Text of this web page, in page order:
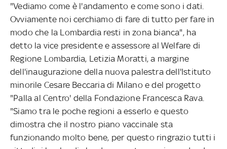
"Vediamo come è l'andamento e come sono i dati.
Ovviamente noi cerchiamo di fare di tutto per fare in
modo che la Lombardia resti in zona bianca", ha
detto la vice presidente e assessore al Welfare di
Regione Lombardia, Letizia Moratti, a margine
dell'inaugurazione della nuova palestra dell'Istituto
minorile Cesare Beccaria di Milano e del progetto
"Palla al Centro' della Fondazione Francesca Rava.
"Siamo tra le poche regioni a esserlo e questo
dimostra che il nostro piano vaccinale sta
funzionando molto bene, per questo ringrazio tutti i